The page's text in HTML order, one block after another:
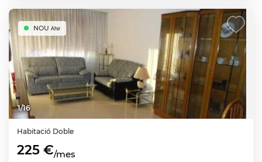
1/16
NOU Ahir
Habitació Doble
225 €/mes